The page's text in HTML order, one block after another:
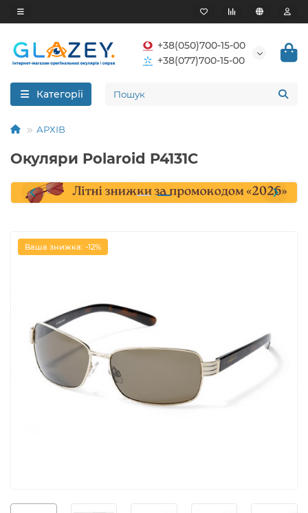
+38(050)700-15-00
+38(077)700-15-00
Категорії
АРХІВ
Окуляри Polaroid P4131C
Ваша знижка: -12%